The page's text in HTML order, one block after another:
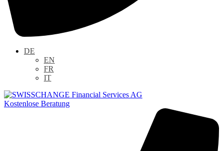
DE
EN
FR
IT
Kostenlose Beratung